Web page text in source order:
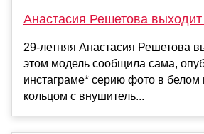
Анастасия Решетова
29-летняя Анастасия Решетова
этом модель сообщила сама,
инстаграме* серию фото в белом
кольцом с внушитель...